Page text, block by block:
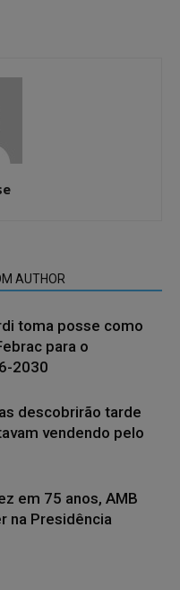
AUTHOR
toma posse como
para o
2030
descobrirão tarde
vendendo pelo
em 75 anos, AMB
na Presidência